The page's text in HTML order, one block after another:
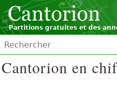
Partitions gratuites et des
Cantorion en